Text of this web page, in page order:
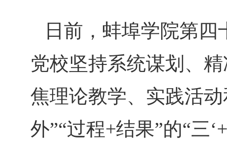
日前，蚌埠学院第
党校坚持系统谋划、
焦理论教学、实践活
外”“过程+结果”的“三